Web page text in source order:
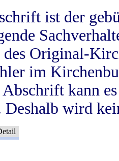
ist der
Original-
im
kann
Deshalb wird